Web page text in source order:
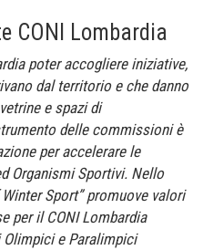
CONI Lombardia
poter accogliere iniziative,
dal territorio e che danno
e spazi di
delle commissioni è
per accelerare le
Organismi Sportivi. Nello
Sport” promuove valori
per il CONI Lombardia
e Paralimpici